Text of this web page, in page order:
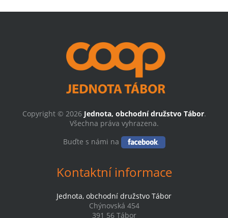
Copyright © 2026 Jednota, obchodní družstvo Tábor.
Všechna práva vyhrazena.
Buďte s námi na
Kontaktní informace
Jednota, obchodní družstvo Tábor
Chýnovská 454
391 56 Tábor